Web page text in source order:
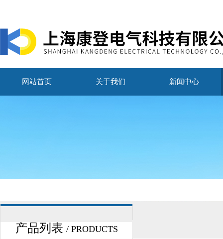
网站首页 关于我们 新闻中心
产品列表 / PRODUCTS